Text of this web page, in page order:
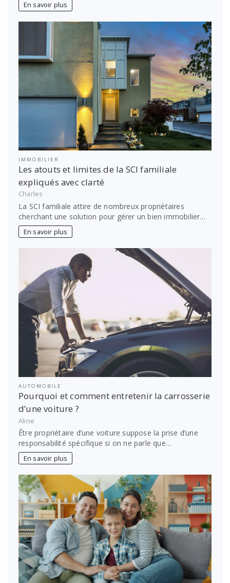
En savoir plus
IMMOBILIER
Les atouts et limites de la SCI familiale
expliqués avec clarté
Charles
La SCI familiale attire de nombreux propriétaires
cherchant une solution pour gérer un bien immobilier…
En savoir plus
AUTOMOBILE
Pourquoi et comment entretenir la carrosserie
d’une voiture ?
Aline
Être propriétaire d’une voiture suppose la prise d’une
responsabilité spécifique si on ne parle que…
En savoir plus